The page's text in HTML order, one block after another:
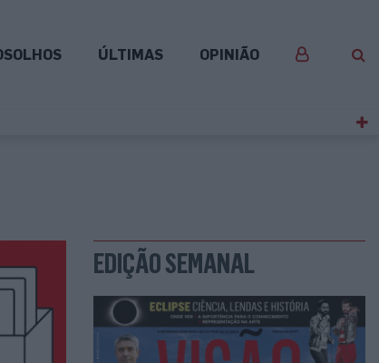
ÚLTIMAS OPINIÃO
EDIÇÃO SEMANAL